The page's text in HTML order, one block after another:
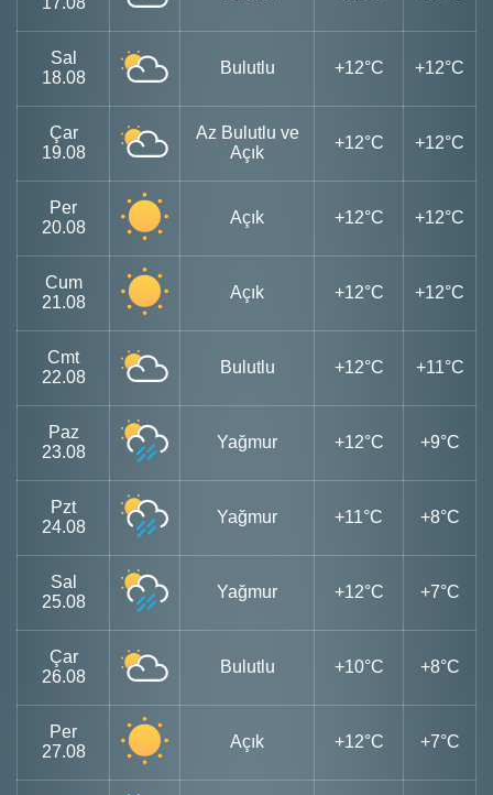
Sal
18.08
Bulutlu +12°C +12°C
Çar
19.08
Az Bulutlu ve
Açık
+12°C +12°C
Per
20.08
Açık +12°C +12°C
Cum
21.08
Açık +12°C +12°C
Cmt
22.08
Bulutlu +12°C +11°C
Paz
23.08
Yağmur +12°C +9°C
Pzt
24.08
Yağmur +11°C +8°C
Sal
25.08
Yağmur +12°C +7°C
Çar
26.08
Bulutlu +10°C +8°C
Per
27.08
Açık +12°C +7°C